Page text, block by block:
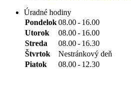
Úradné hodiny
Pondelok08.00- 16.00
Utorok
08.00- 16.00
Streda
08.00- 16.30
Štvrtok
Nestránkový deň
Piatok
08.00- 12.30